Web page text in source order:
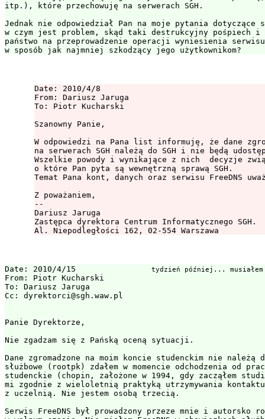
itp.), które przechowuję na serwerach SGH.
Jednak nie odpowiedział Pan na moje pytania dotyczące
w czym jest problem, skąd taki destrukcyjny pośpiech i
państwo na przeprowadzenie operacji wyniesienia serwisu
Date: 2010/4/8
From: Dariusz Jaruga
To: Piotr Kucharski
Szanowny Panie,
W odpowiedzi na Pana list informuję, że dane
na serwerach SGH należą do SGH i nie będą
Wszelkie powody i wynikające z nich  decyzje
o które Pan pyta są wewnętrzną sprawą SGH.
Temat Pana kont, danych oraz serwisu FreeDNS
Z poważaniem,
--
Dariusz Jaruga
Zastępca dyrektora Centrum Informatycznego SGH.
Date: 2010/4/15 tydzień później...
From: Piotr Kucharski
To: Dariusz Jaruga
Cc: dyrektorci@sgh.waw.pl
Panie Dyrektorze,
Nie zgadzam się z Pańską oceną sytuacji.
Dane zgromadzone na moim koncie studenckim nie należą
służbowe (rootpk) zdałem w momencie odchodzenia od
studenckie (chopin, założone w 1994, gdy zacząłem
mi zgodnie z wieloletnią praktyką utrzymywania kontaktu
z uczelnią. Nie jestem osobą trzecią.
Serwis FreeDNS był prowadzony przeze mnie i autorsko